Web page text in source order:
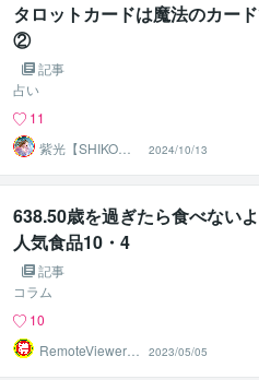
タロットカードは魔法のカー
②
記事
占い
11
紫光【SHIKO】
遠隔透視鑑定士
2024/10/13
638.50歳を過ぎたら食べない
人気食品10・4
記事
コラム
10
RemoteViewer導
2023/05/05